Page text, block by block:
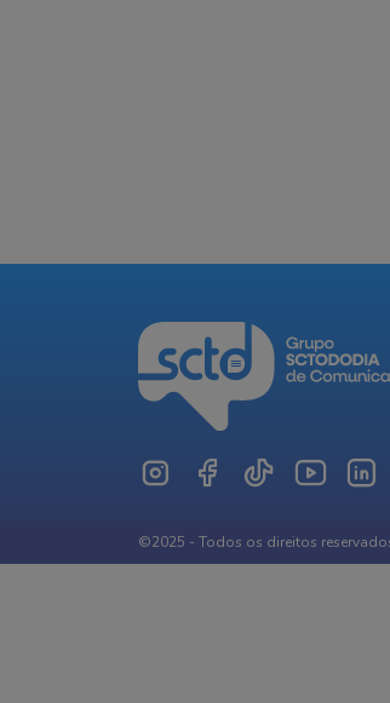
©2025 - Todos os direitos